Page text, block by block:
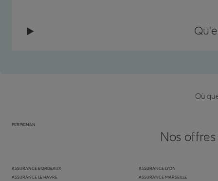
Où
PERPIGNAN
Nos
ASSURANCE BORDEAUX
ASSURANCE LE HAVRE
ASSURANCE LYON
ASSURANCE MARSEILLE